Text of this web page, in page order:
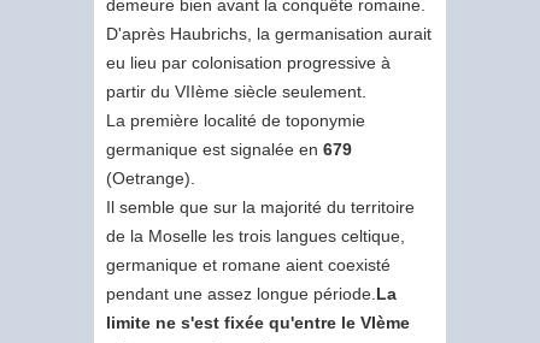
demeure bien avant la conquête romaine.
D'après Haubrichs, la germanisation aurait
eu lieu par colonisation progressive à
partir du VIIème siècle seulement.
La première localité de toponymie
germanique est signalée en 679
(Oetrange).
Il semble que sur la majorité du territoire
de la Moselle les trois langues celtique,
germanique et romane aient coexisté
pendant une assez longue période. La
limite ne s'est fixée qu'entre le VIème